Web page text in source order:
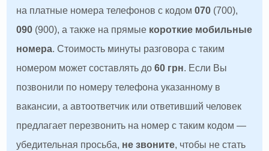
на платные номера телефонов с кодом070 (700),
090 (900), а также на прямые короткие мобильные
номера. Стоимость минуты разговора с таким
номером может составлять до60 грн. Если Вы
позвонили по номеру телефона указанному в
вакансии, а автоответчик или ответивший человек
предлагает перезвонить на номер с таким кодом —
убедительная просьба, не звоните, чтобы не стать